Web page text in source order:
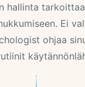
hallinta
Ei
ohjaa